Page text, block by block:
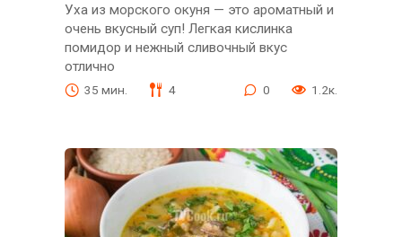
Уха из морского окуня — это ароматный и
очень вкусный суп! Легкая кислинка
помидор и нежный сливочный вкус
отлично
35 мин. 4 0 1.2к.